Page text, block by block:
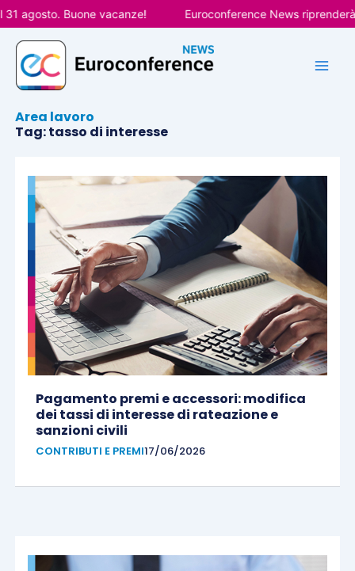
Vai
al
contenuto
Buone vacanze! Euroconference News riprenderà
Area lavoro
Tag: tasso di interesse
Pagamento premi e accessori: modifica
dei tassi di interesse di rateazione e
sanzioni civili
CONTRIBUTI E PREMI17/06/2026